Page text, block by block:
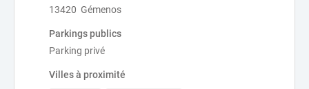
13420 Gémenos
Parkings publics
Parking privé
Villes à proximité